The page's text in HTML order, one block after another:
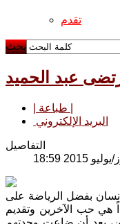
تقدم
بحث
عبد الحميد
البريد الإلكتروني
التفاصيل
بفضل الرياضة على
هي حب الآخرين وتقديم